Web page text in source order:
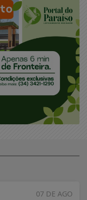
07 DE AGO